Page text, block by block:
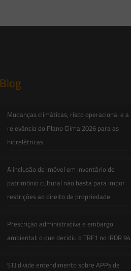
Blog
Mudanças climáticas, risco operacional e a
relevância do Plano Clima 2026 para as
hidrelétricas
A inclusão de imóvel em inventário de
patrimônio cultural não basta para impor
restrições ao direito de propriedade:
Prescrição administrativa e embargo
ambiental: o que decidiu o TRF1 no IRDR 94
STJ divide entendimento sobre APPs de